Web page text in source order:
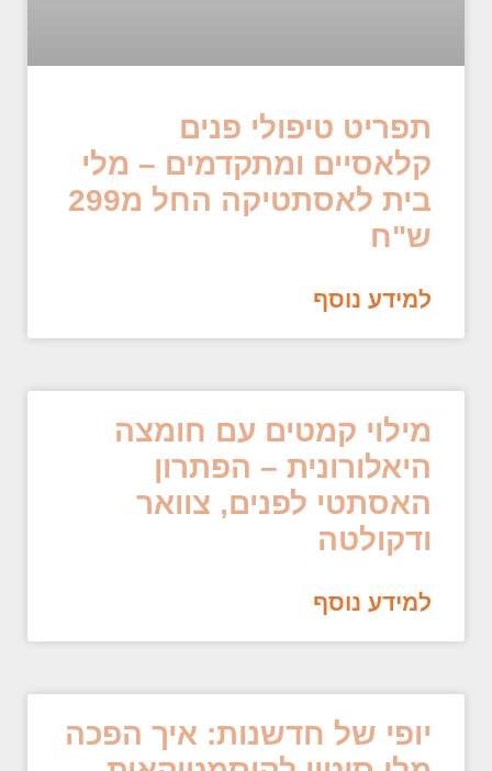
תפריט טיפולי פנים
קלאסיים ומתקדמים – מלי
בית לאסתטיקה החל מ299
ש"ח
למידע נוסף
מילוי קמטים עם חומצה
היאלורונית – הפתרון
האסתטי לפנים, צוואר
ודקולטה
למידע נוסף
יופי של חדשנות: איך הפכה